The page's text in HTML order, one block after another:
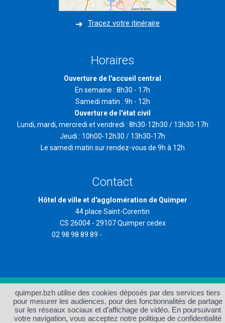
Tracez votre itinéraire
Horaires
Ouverture de l'accueil central
En semaine : 8h30 - 17h
Samedi matin : 9h - 12h
Ouverture de l'état civil
Lundi, mardi, mercredi et vendredi : 8h30-12h30 / 13h30-17h
Jeudi : 10h00-12h30 / 13h30-17h
Le samedi matin sur rendez-vous de 9h à 12h
Contact
Hôtel de ville et d'agglomération de Quimper
44 place Saint-Corentin
CS 26004 - 29107 Quimper cedex
02 98 98 89 89 -
Accueil
Plan du site
Protection des données et
gestion des cookies
Accessibilité : non conforme
quimper.bzh utilise des cookies déposés par des services tiers
pour mesurer les audiences, pour des fonctionnalités de partage
sur les réseaux sociaux et d’affichage de vidéo. En poursuivant
votre navigation, vous acceptez notre politique de confidentialité